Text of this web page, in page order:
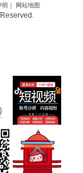
明 ｜ 网站地图